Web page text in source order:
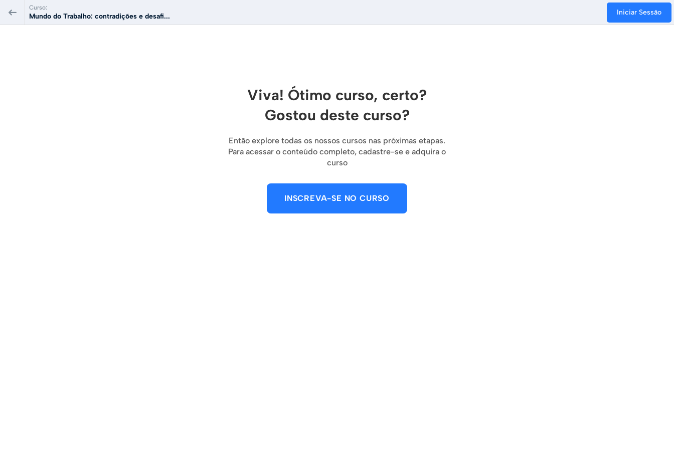
Curso:
Mundo do Trabalho: contradições e desafi... Iniciar Sessão
Viva! Ótimo curso, certo?
Gostou deste curso?
Então explore todas os nossos cursos nas próximas etapas.
Para acessar o conteúdo completo, cadastre-se e adquira o
curso
INSCREVA-SE NO CURSO